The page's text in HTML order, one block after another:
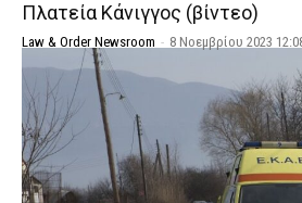
Πλατεία Κάνιγγος (βίντεο)
Law & Order Newsroom - 8 Νοεμβρίου 2023